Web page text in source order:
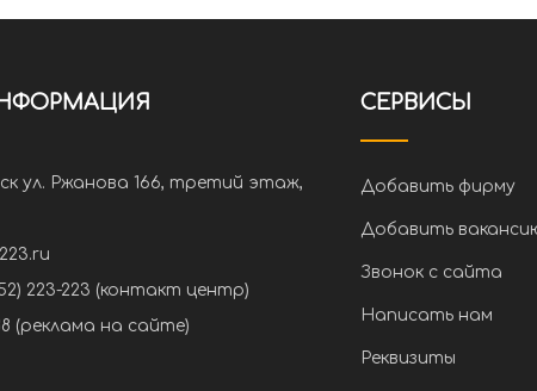
ул. Ржанова 166, третий этаж,
223-223 (контакт центр)
(реклама на сайте)
СЕРВИСЫ
Добавить фирму
Добавить
Звонок с сайта
Написать нам
Реквизиты